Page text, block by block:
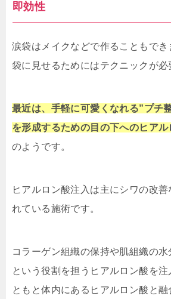
即効性
涙袋はメイクなどで作ることもでき
袋に見せるためにはテクニックが必
最近は、手軽に可愛くなれる”プチ
を形成するための目の下へのヒア
のようです。
ヒアルロン酸注入は主にシワの改
れている施術です。
コラーゲン組織の保持や肌組織の
という役割を担うヒアルロン酸を注
ともと体内にあるヒアルロン酸と融